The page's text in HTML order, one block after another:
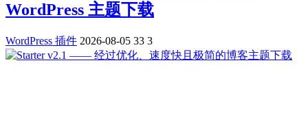
WordPress 主题下载
WordPress 插件 2026-08-05 33 3